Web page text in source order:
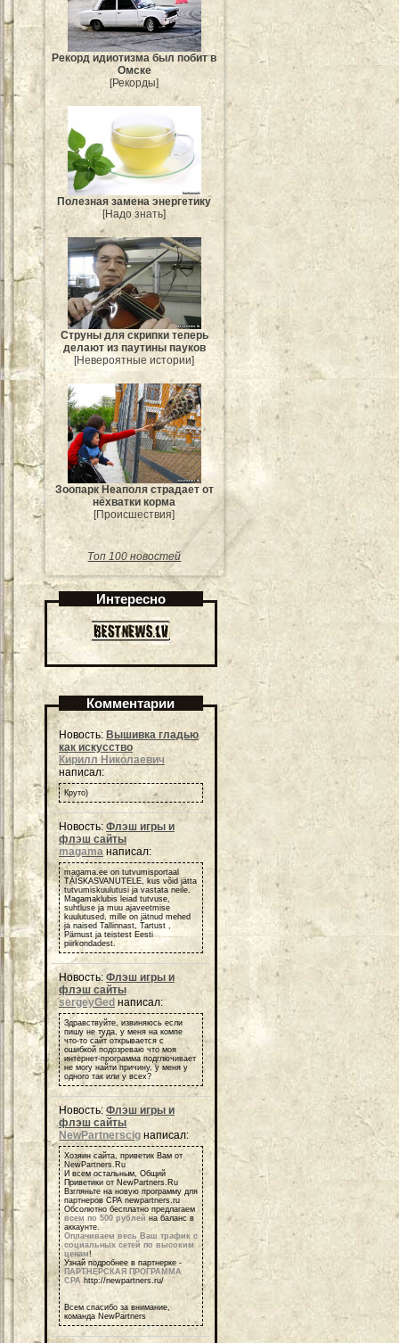
Рекорд идиотизма был побит в
Омске
[Рекорды]
Полезная замена энергетику
[Надо знать]
Струны для скрипки теперь
делают из паутины пауков
[Невероятные истории]
Зоопарк Неаполя страдает от
нехватки корма
[Происшествия]
Топ 100 новостей
Интересно
Комментарии
Новость: Вышивка гладью
как искусство
Кирилл Николаевич
написал:
Круто)
Новость: Флэш игры и
флэш сайты
magama написал:
magama.ee on tutvumisportaal
TÄISKASVANUTELE, kus võid jätta
tutvumiskuulutusi ja vastata neile.
Magamaklubis leiad tutvuse,
suhtluse ja muu ajaveetmise
kuulutused, mille on jätnud mehed
ja naised Tallinnast, Tartust ,
Pärnust ja teistest Eesti
piirkondadest.
Новость:Флэш игры и
флэш сайты
sergeyGed написал:
Здравствуйте, извиняюсь если
пишу не туда, у меня на компе
что-то сайт открывается с
ошибкой подозреваю что моя
интернет-программа подглючивает
не могу найти причину, у меня у
одного так или у всех?
Новость: Флэш игры и
флэш сайты
NewPartnerscig написал:
Хозяин сайта, приветик Вам от
NewPartners.Ru
И всем остальным, Общий
Приветики от NewPartners.Ru
Взгляньте на новую программу для
партнеров СРА newpartners.ru
Обсолютно бесплатно предлагаем
всем по 500 рублей на баланс в
аккаунте.
Оплачиваем весь Ваш трафик с
социальных сетей по высоким
ценам!
Узнай подробнее в партнерке -
ПАРТНЕРСКАЯ ПРОГРАММА
СРА http://newpartners.ru/
Всем спасибо за внимание,
команда NewPartners